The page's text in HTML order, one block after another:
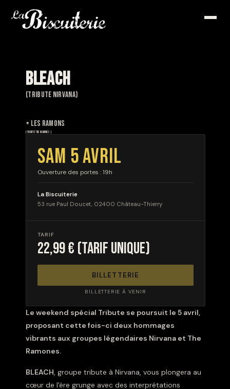
BLEACH
(Tribute NIRVANA)
+ LES RAMONS
(Tribute THE RAMONES)
Le weekend spécial Tribute se poursuit le 5 avril,
proposant cette fois-ci deux hommages
vibrants aux groupes légendaires Nirvana et The
Ramones.
BLEACH, groupe tribute à Nirvana, vous plongera au
cœur de l'ère grunge avec des interprétations
SAM 5 AVRIL
Ouverture des portes : 19h
La Biscuiterie
53 rue Paul Doucet, 02400 Château-Thierry
TARIF
22,99 € (tarif unique)
BILLETTERIE
BILLETTERIE À VENIR